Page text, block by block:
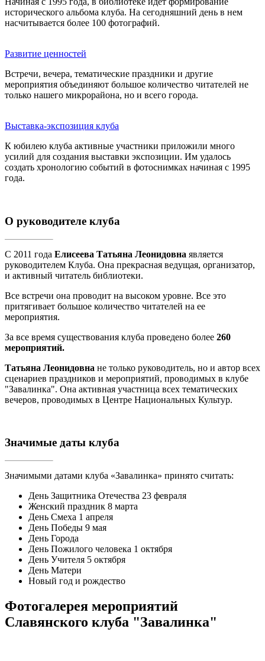
исторического альбома клуба. На сегодняшний день в нем
насчитывается более 100 фотографий.
Развитие ценностей
Встречи, вечера, тематические праздники и другие
мероприятия объединяют большое количество читателей не
только нашего микрорайона, но и всего города.
Выставка-экспозиция клуба
К юбилею клуба активные участники приложили много
усилий для создания выставки экспозиции. Им удалось
создать хронологию событий в фотоснимках начиная с 1995
года.
О руководителе клуба
С 2011 года Елисеева Татьяна Леонидовна является
руководителем Клуба. Она прекрасная ведущая, организатор,
и активный читатель библиотеки.
Все встречи она проводит на высоком уровне. Все это
притягивает большое количество читателей на ее
мероприятия.
За все время существования клуба проведено более 260
мероприятий.
Татьяна Леонидовна не только руководитель, но и автор всех
сценариев праздников и мероприятий, проводимых в клубе
"Завалинка". Она активная участница всех тематических
вечеров, проводимых в Центре Национальных Культур.
Значимые даты клуба
Значимыми датами клуба «Завалинка» принято считать:
День Защитника Отечества 23 февраля
Женский праздник 8 марта
День Смеха 1 апреля
День Победы 9 мая
День Города
День Пожилого человека 1 октября
День Учителя 5 октября
День Матери
Новый год и рождество
Фотогалерея мероприятий
Славянского клуба "Завалинка"